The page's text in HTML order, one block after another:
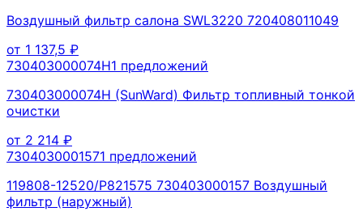
Воздушный фильтр салона SWL3220 720408011049
от 1 137,5 ₽
730403000074H1 предложений
730403000074H (SunWard) Фильтр топливный тонкой
очистки
от 2 214 ₽
7304030001571 предложений
119808-12520/P821575 730403000157 Воздушный
фильтр (наружный)